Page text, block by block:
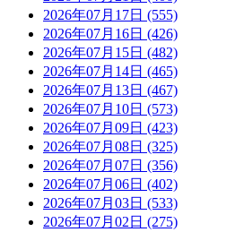
2026年07月17日 (555)
2026年07月16日 (426)
2026年07月15日 (482)
2026年07月14日 (465)
2026年07月13日 (467)
2026年07月10日 (573)
2026年07月09日 (423)
2026年07月08日 (325)
2026年07月07日 (356)
2026年07月06日 (402)
2026年07月03日 (533)
2026年07月02日 (275)